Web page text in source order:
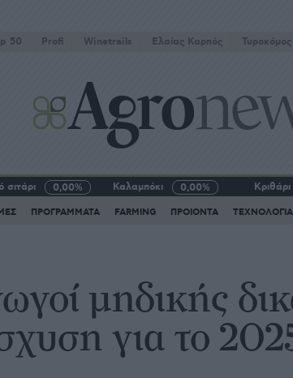
50 Profi Winetrails Eλαίας Καρπός Τυροκόμος
σιτάρι 0,00% Καλαμπόκι 0,00% Κριθάρι
ΠΡΟΓΡΑΜΜΑΤΑ FARMING ΠΡΟΙΟΝΤΑ ΤΕΧΝΟΛΟΓΙΑ
μηδικής
για το